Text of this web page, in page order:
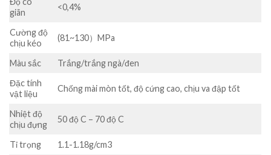
giãn
<0,4%
Cường độ
chịu kéo
(81~130）MPa
Màu sắc
Trắng/trắng ngà/đen
Đặc tính
vật liệu
Chống mài mòn tốt, độ cứng cao, chịu va đập tốt
Nhiệt độ
chịu đựng
50 độ C – 70 độ C
Tỉ trọng
1.1-1.18g/cm3